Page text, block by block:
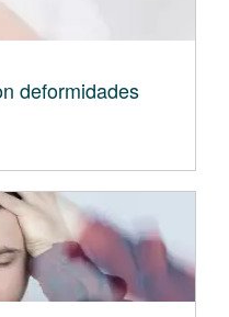
deformidades